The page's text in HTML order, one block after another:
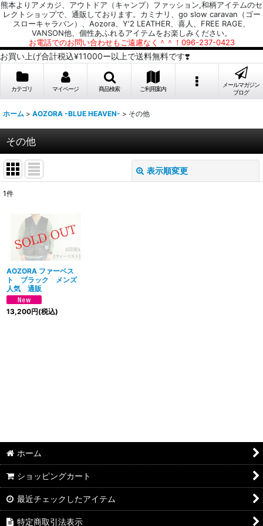
熊本よりアメカジ、アウトドア（キャンプ）ファッション,和柄アイテムのセ
レクトショップで、通販しております。カミナリ、go slow caravan（ゴー
スローキャラバン）、Aozora、Y'2 LEATHER、喜人、FREE RAGE、
VANSON他、個性あふれるアイテムをお楽しみください。
お電話でのお問い合わせもご遠慮なく＾＾！096-237-0423
お買い上げ合計税込¥11000ー以上で送料無料です❣️
カテゴリ マイページ 商品検索 ご利用案内
メールマガジン
ブログ
ホーム > AOZORA -BLUE HEAVEN- > その他
その他
表示順変更
並び順 :
1件
AOZORA ファーベス
ト ブラック メンズ
人気 通販
13,200円(税込)
ホーム
ショッピングカート
最近チェックしたアイテム
特定商取引法表示